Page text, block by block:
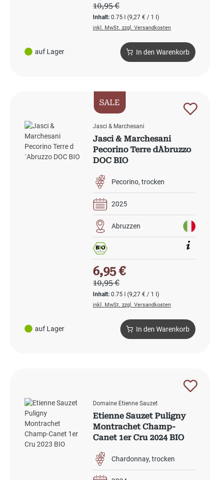
auf Lager
Inhalt:0.75 l(9,27 € / 1 l)
Regulärer Preis:
10,95 €
inkl. MwSt. zzgl. Versandkosten
In den Warenkorb
SALE
auf Lager
Jasci & Marchesani
Jasci & Marchesani
Pecorino Terre d´Abruzzo
DOC BIO
Pecorino trocken
2025
Abruzzen
Inhalt:0.75 l(9,27 € / 1 l)
Verkaufspreis:
6,95 €
Regulärer Preis:
10,95 €
inkl. MwSt. zzgl. Versandkosten
In den Warenkorb
Domaine Etienne Sauzet
Etienne Sauzet Puligny
Montrachet Champ-
Canet 1er Cru 2024 BIO
Chardonnay trocken